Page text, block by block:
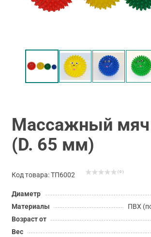
Массажный
(D. 65 мм)
Код товара: ТП6002 ( 0 )
Диаметр
Материалы
ПВХ
Возраст от
Вес